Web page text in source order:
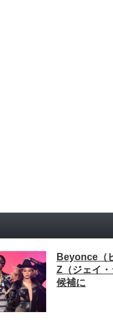
Beyonce（
Z（ジェイ
候補に